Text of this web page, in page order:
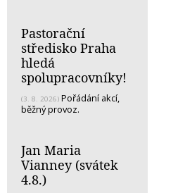
Pastorační
středisko Praha
hledá
spolupracovníky!
(3. 8. 2026) Pořádání akcí,
běžný provoz.
Jan Maria
Vianney (svátek
4.8.)